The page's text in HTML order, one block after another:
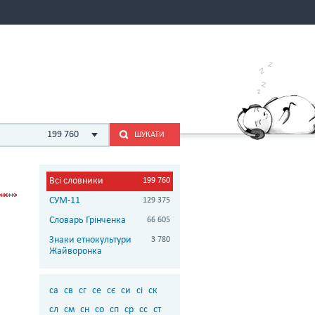
199 760 ШУКАТИ
Всі словники 199 760
СУМ-11 129 375
Словарь Грінченка 66 605
Знаки етнокультури
Жайворонка
3 780
са св сг се сє си сі ск
сл см сн со сп ср сс ст